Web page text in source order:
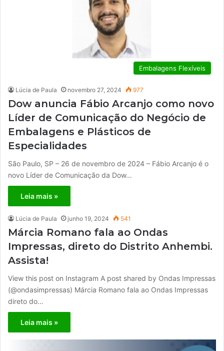
Embalagens Flexíveis
Lúcia de Paula novembro 27, 2024 977
Dow anuncia Fábio Arcanjo como novo
Líder de Comunicação do Negócio de
Embalagens e Plásticos de
Especialidades
São Paulo, SP – 26 de novembro de 2024 – Fábio Arcanjo é o
novo Líder de Comunicação da Dow…
Leia mais »
Lúcia de Paula junho 19, 2024 541
Márcia Romano fala ao Ondas
Impressas, direto do Distrito Anhembi.
Assista!
View this post on Instagram A post shared by Ondas Impressas
(@ondasimpressas) Márcia Romano fala ao Ondas Impressas
direto do…
Leia mais »